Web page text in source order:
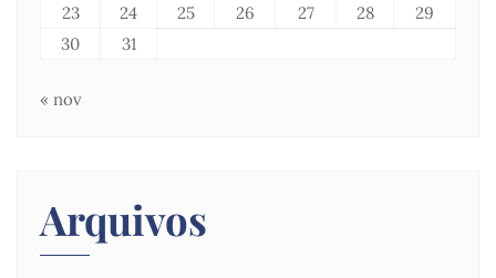
23
24 25 26 27 28
29
30
31
« nov
Arquivos